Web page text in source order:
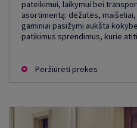
pateikimui, laikymui bei
asortimentą: dėžutės,
gaminiai pasižymi aukšta
patikimus sprendimus, kurie
Peržiūrėti prekes